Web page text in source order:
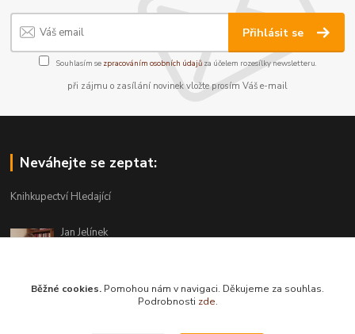
Přihlásit se
Souhlasím se zpracováním osobních údajůza účelem rozesílky newsletteru.
při zájmu o zasílání novinek vložte prosím Váš e-mail
Neváhejte se zeptat:
Knihkupectví Hledající
Jan Jelínek
info@hledajici.cz
Běžné cookies. Pomohou nám v navigaci. Děkujeme za souhlas.
Podrobnosti zde.